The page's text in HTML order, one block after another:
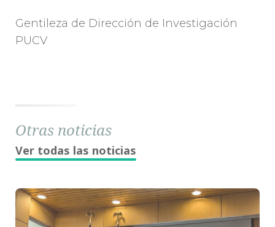
Gentileza de Dirección de Investigación
PUCV
Otras noticias
Ver todas las noticias